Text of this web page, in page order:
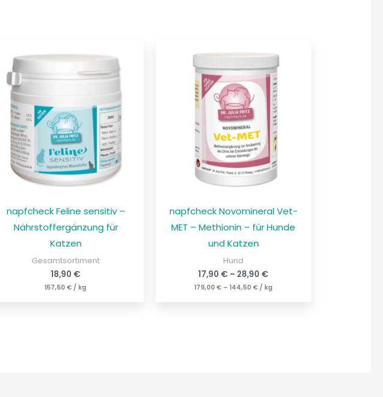
napfcheck Feline sensitiv –
Nährstoffergänzung für
Katzen
Gesamtsortiment
18,90 €
157,50€ / kg
napfcheck Novomineral Vet-
MET – Methionin – für Hunde
und Katzen
Hund
17,90 € – 28,90 €
179,00 €– 144,50 €/ kg